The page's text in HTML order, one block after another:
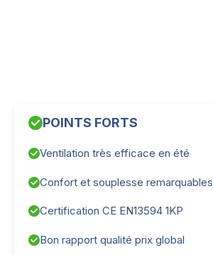
POINTS FORTS
Ventilation très efficace en été
Confort et souplesse remarquables
Certification CE EN13594 1KP
Bon rapport qualité prix global